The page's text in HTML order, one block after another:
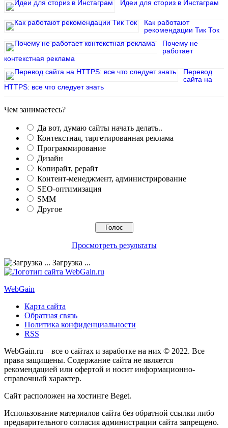
Идеи для сториз в Инстаграм
Как работают
рекомендации Тик Ток
Почему не
работает
контекстная реклама
Перевод
сайта на
HTTPS: все что следует знать
Чем занимаетесь?
Да вот, думаю сайты начать делать..
Контекстная, таргетированная реклама
Программирование
Дизайн
Копирайт, рерайт
Контент-менеджмент, администрирование
SEO-оптимизация
SMM
Другое
Просмотреть результаты
Загрузка ...
WebGain
Карта сайта
Обратная связь
Политика конфиденциальности
RSS
WebGain.ru – все о сайтах и заработке на них © 2022. Все
права защищены. Содержание сайта не является
рекомендацией или офертой и носит информационно-
справочный характер.
Сайт расположен на хостинге Beget.
Использование материалов сайта без обратной ссылки либо
предварительного согласия администрации сайта запрещено.